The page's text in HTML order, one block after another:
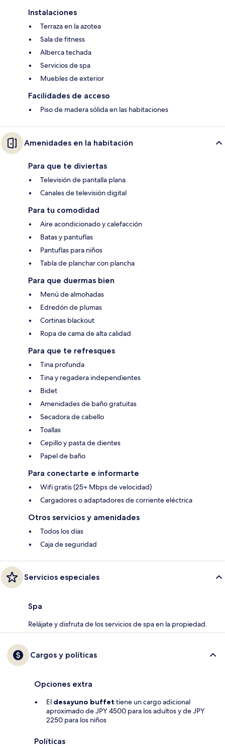
Instalaciones
Terraza en la azotea
Sala de fitness
Alberca techada
Servicios de spa
Muebles de exterior
Facilidades de acceso
Piso de madera sólida en las habitaciones
Amenidades en la habitación
Para que te diviertas
Televisión de pantalla plana
Canales de televisión digital
Para tu comodidad
Aire acondicionado y calefacción
Batas y pantuflas
Pantuflas para niños
Tabla de planchar con plancha
Para que duermas bien
Menú de almohadas
Edredón de plumas
Cortinas blackout
Ropa de cama de alta calidad
Para que te refresques
Tina profunda
Tina y regadera independientes
Bidet
Amenidades de baño gratuitas
Secadora de cabello
Toallas
Cepillo y pasta de dientes
Papel de baño
Para conectarte e informarte
Wifi gratis (25+ Mbps de velocidad)
Cargadores o adaptadores de corriente eléctrica
Otros servicios y amenidades
Todos los días
Caja de seguridad
Servicios especiales
Spa
Relájate y disfruta de los servicios de spa en la propiedad.
Cargos y políticas
Opciones extra
El desayuno buffet tiene un cargo adicional
aproximado de JPY 4500 para los adultos y de JPY
2250 para los niños
Políticas